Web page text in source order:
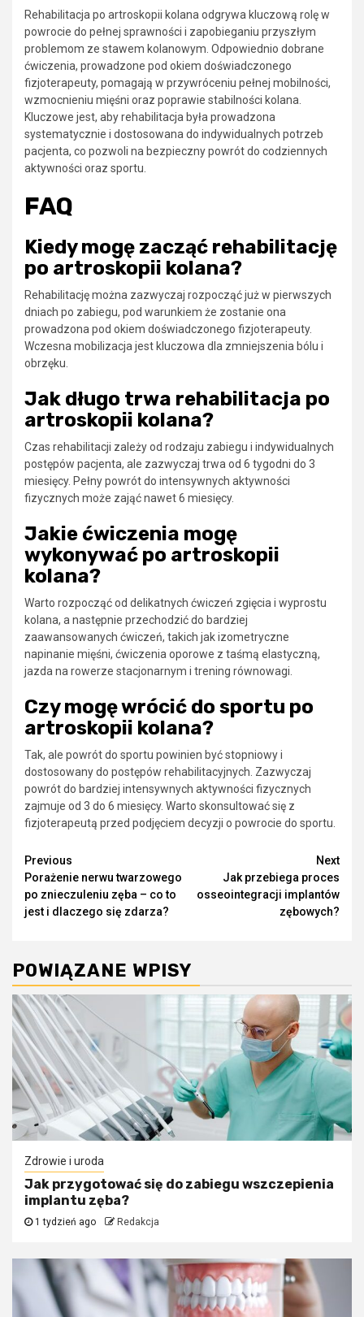
Rehabilitacja po artroskopii kolana odgrywa kluczową rolę w
powrocie do pełnej sprawności i zapobieganiu przyszłym
problemom ze stawem kolanowym. Odpowiednio dobrane
ćwiczenia, prowadzone pod okiem doświadczonego
fizjoterapeuty, pomagają w przywróceniu pełnej mobilności,
wzmocnieniu mięśni oraz poprawie stabilności kolana.
Kluczowe jest, aby rehabilitacja była prowadzona
systematycznie i dostosowana do indywidualnych potrzeb
pacjenta, co pozwoli na bezpieczny powrót do codziennych
aktywności oraz sportu.
FAQ
Kiedy mogę zacząć rehabilitację
po artroskopii kolana?
Rehabilitację można zazwyczaj rozpocząć już w pierwszych
dniach po zabiegu, pod warunkiem że zostanie ona
prowadzona pod okiem doświadczonego fizjoterapeuty.
Wczesna mobilizacja jest kluczowa dla zmniejszenia bólu i
obrzęku.
Jak długo trwa rehabilitacja po
artroskopii kolana?
Czas rehabilitacji zależy od rodzaju zabiegu i indywidualnych
postępów pacjenta, ale zazwyczaj trwa od 6 tygodni do 3
miesięcy. Pełny powrót do intensywnych aktywności
fizycznych może zająć nawet 6 miesięcy.
Jakie ćwiczenia mogę
wykonywać po artroskopii
kolana?
Warto rozpocząć od delikatnych ćwiczeń zgięcia i wyprostu
kolana, a następnie przechodzić do bardziej
zaawansowanych ćwiczeń, takich jak izometryczne
napinanie mięśni, ćwiczenia oporowe z taśmą elastyczną,
jazda na rowerze stacjonarnym i trening równowagi.
Czy mogę wrócić do sportu po
artroskopii kolana?
Tak, ale powrót do sportu powinien być stopniowy i
dostosowany do postępów rehabilitacyjnych. Zazwyczaj
powrót do bardziej intensywnych aktywności fizycznych
zajmuje od 3 do 6 miesięcy. Warto skonsultować się z
fizjoterapeutą przed podjęciem decyzji o powrocie do sportu.
Continue
Reading
Previous
Porażenie nerwu twarzowego
po znieczuleniu zęba – co to
jest i dlaczego się zdarza?
Next
Jak przebiega proces
osseointegracji implantów
zębowych?
POWIĄZANE WPISY
Zdrowie i uroda
Jak przygotować się do zabiegu wszczepienia
implantu zęba?
1 tydzień ago Redakcja